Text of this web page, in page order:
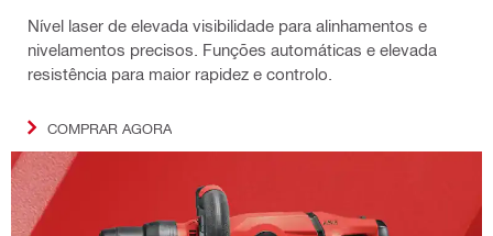
Nível laser de elevada visibilidade para alinhamentos e
nivelamentos precisos. Funções automáticas e elevada
resistência para maior rapidez e controlo.
COMPRAR AGORA